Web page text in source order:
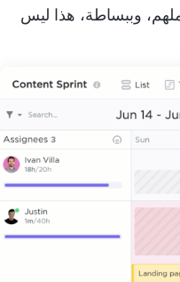
وببساطة، هذا ليس